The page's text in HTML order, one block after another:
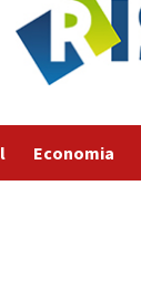
Economia